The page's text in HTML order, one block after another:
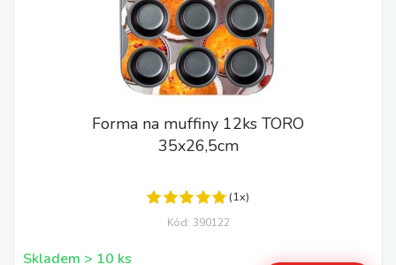
Forma na muffiny 12ks TORO
35x26,5cm
(1x)
Kód: 390122
Skladem > 10 ks